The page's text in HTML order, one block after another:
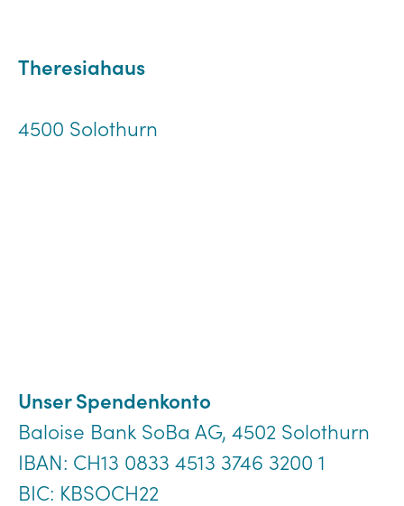
Theresiahaus
4500 Solothurn
Unser Spendenkonto
Baloise Bank SoBa AG, 4502 Solothurn
IBAN: CH13 0833 4513 3746 3200 1
BIC: KBSOCH22